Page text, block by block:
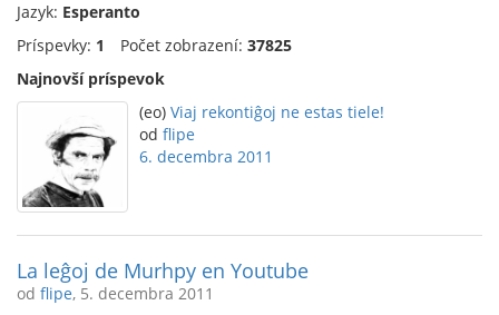
Jazyk: Esperanto
Príspevky: 1 Počet zobrazení: 37825
Najnovší príspevok
(eo) Viaj rekontiĝoj ne estas tiele!
od flipe
6. decembra 2011
La leĝoj de Murhpy en Youtube
od flipe, 5. decembra 2011